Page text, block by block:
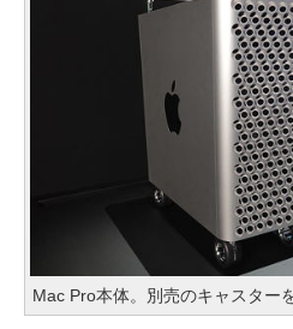
Mac Pro本体。別売のキャスター